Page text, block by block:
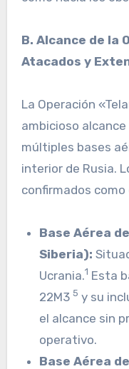
B. Alcance de la
Atacados y
La Operación
ambicioso
múltiples bases
interior de Rusia.
confirmados
Base Aérea
Siberia):
Ucrania.1 Esta
22M35 y su
el alcance sin
operativo.
Base Aérea